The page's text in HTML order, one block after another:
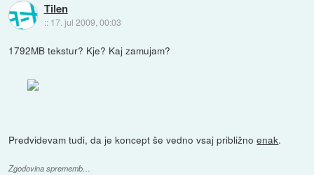
Tilen
:: 17. jul 2009, 00:03
1792MB tekstur? Kje? Kaj zamujam?
Predvidevam tudi, da je koncept še vedno vsaj približnoenak.
Zgodovina sprememb…